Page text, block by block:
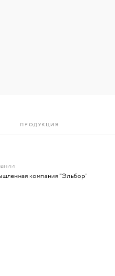
ПРОДУКЦИЯ
компания "Эльбор"